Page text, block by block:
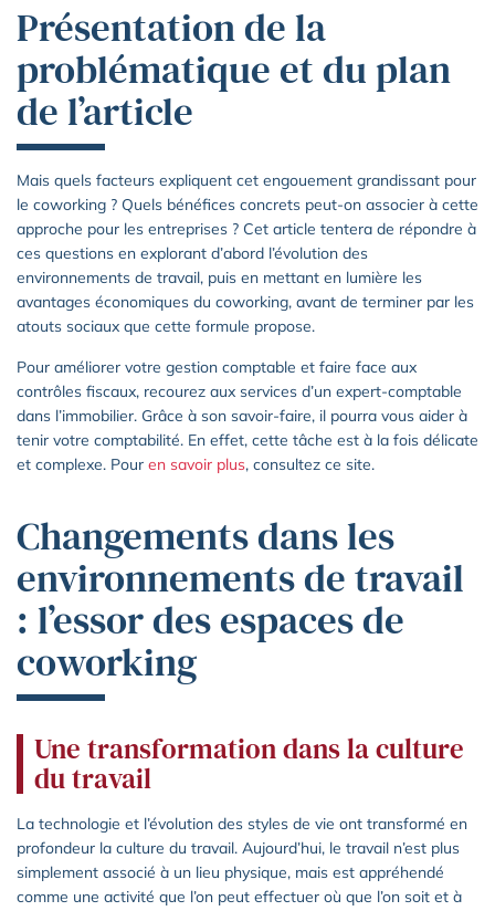
Présentation de la
problématique et du plan
de l’article
Mais quels facteurs expliquent cet engouement grandissant pour
le coworking ? Quels bénéfices concrets peut-on associer à cette
approche pour les entreprises ? Cet article tentera de répondre à
ces questions en explorant d’abord l’évolution des
environnements de travail, puis en mettant en lumière les
avantages économiques du coworking, avant de terminer par les
atouts sociaux que cette formule propose.
Pour améliorer votre gestion comptable et faire face aux
contrôles fiscaux, recourez aux services d’un expert-comptable
dans l’immobilier. Grâce à son savoir-faire, il pourra vous aider à
tenir votre comptabilité. En effet, cette tâche est à la fois délicate
et complexe. Pour en savoir plus, consultez ce site.
Changements dans les
environnements de travail
: l’essor des espaces de
coworking
Une transformation dans la culture
du travail
La technologie et l’évolution des styles de vie ont transformé en
profondeur la culture du travail. Aujourd’hui, le travail n’est plus
simplement associé à un lieu physique, mais est appréhendé
comme une activité que l’on peut effectuer où que l’on soit et à